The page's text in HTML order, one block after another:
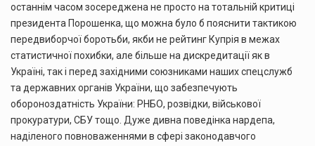
останнім часом зосереджена не просто на тотальній критиці
президента Порошенка, що можна було б пояснити тактикою
передвиборчої боротьби, якби не рейтинг Купрія в межах
статистичної похибки, але більше на дискредитації як в
Україні, так і перед західними союзниками наших спецслужб
та державних органів України, що забезпечують
обороноздатність України: РНБО, розвідки, військової
прокуратури, СБУ тощо. Дуже дивна поведінка нардепа,
наділеного повноваженнями в сфері законодавчого